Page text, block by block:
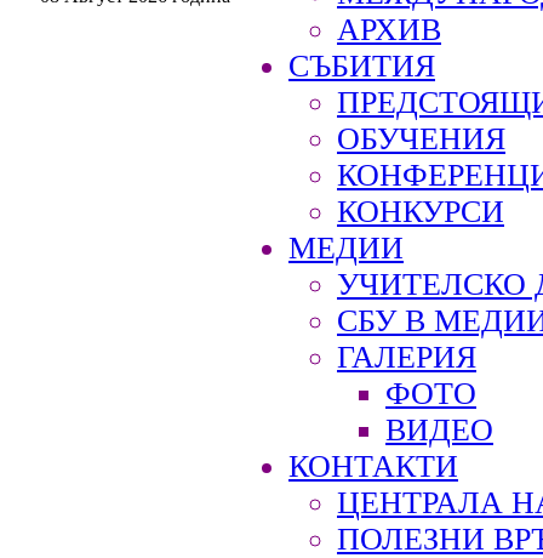
АРХИВ
СЪБИТИЯ
ОБУЧЕНИЯ
КОНКУРСИ
МЕДИИ
УЧИТЕЛСКО
СБУ В
ГАЛЕРИЯ
ФОТО
ВИДЕО
КОНТАКТИ
ЦЕНТРАЛА
ПОЛЕЗНИ